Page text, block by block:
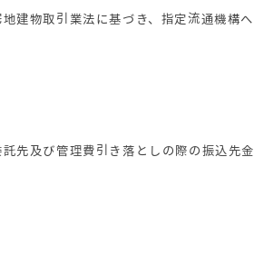
建物取引業法に基づき、指定流通機構
先及び管理費引き落としの際の振込先